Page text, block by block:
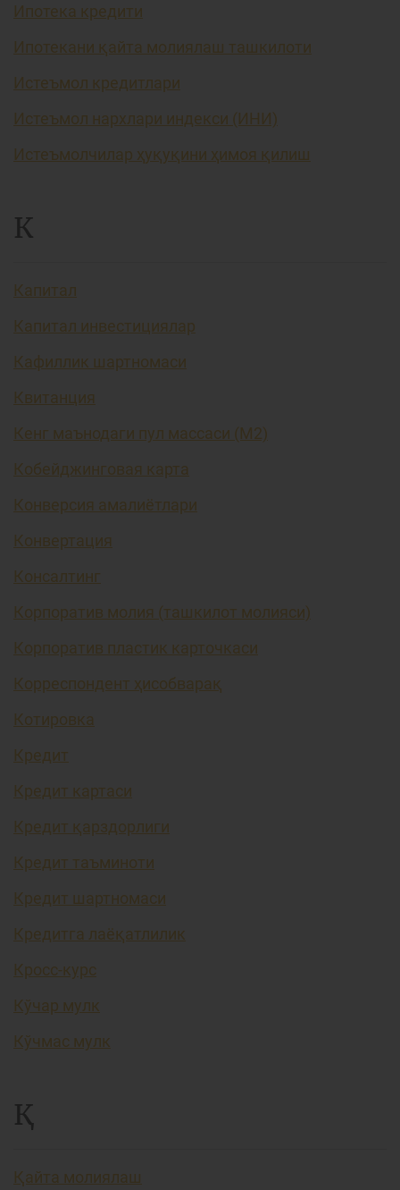
Ипотека кредити
Ипотекани қайта молиялаш ташкилоти
Истеъмол кредитлари
Истеъмол нархлари индекси (ИНИ)
Истеъмолчилар ҳуқуқини ҳимоя қилиш
К
Капитал
Капитал инвестициялар
Кафиллик шартномаси
Квитанция
Кенг маънодаги пул массаси (М2)
Кобейджинговая карта
Конверсия амалиётлари
Конвертация
Консалтинг
Корпоратив молия (ташкилот молияси)
Корпоратив пластик карточкаси
Корреспондент ҳисобварақ
Котировка
Кредит
Кредит картаси
Кредит қарздорлиги
Кредит таъминоти
Кредит шартномаси
Кредитга лаёқатлилик
Кросс-курс
Кўчар мулк
Кўчмас мулк
Қ
Қайта молиялаш